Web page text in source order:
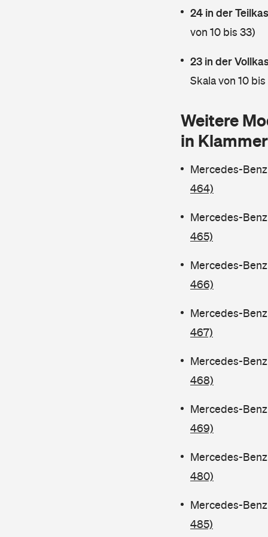
24 in der
von 10 bis 33)
23 in der
Skala von 10
Weitere
in
Mercedes-
464)
Mercedes-
465)
Mercedes-
466)
Mercedes-
467)
Mercedes-
468)
Mercedes-
469)
Mercedes-
480)
Mercedes-
485)